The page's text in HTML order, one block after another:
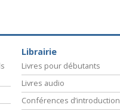
Librairie
Livres pour débutants
Livres audio
Conférences d’introduction